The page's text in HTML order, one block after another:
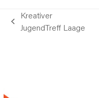
vorheriger
Kreativer
JugendTreff Laage